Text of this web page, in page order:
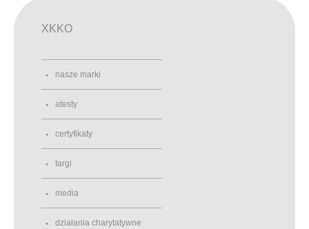
XKKO
nasze marki
atesty
certyfikaty
targi
media
działania charytatywne